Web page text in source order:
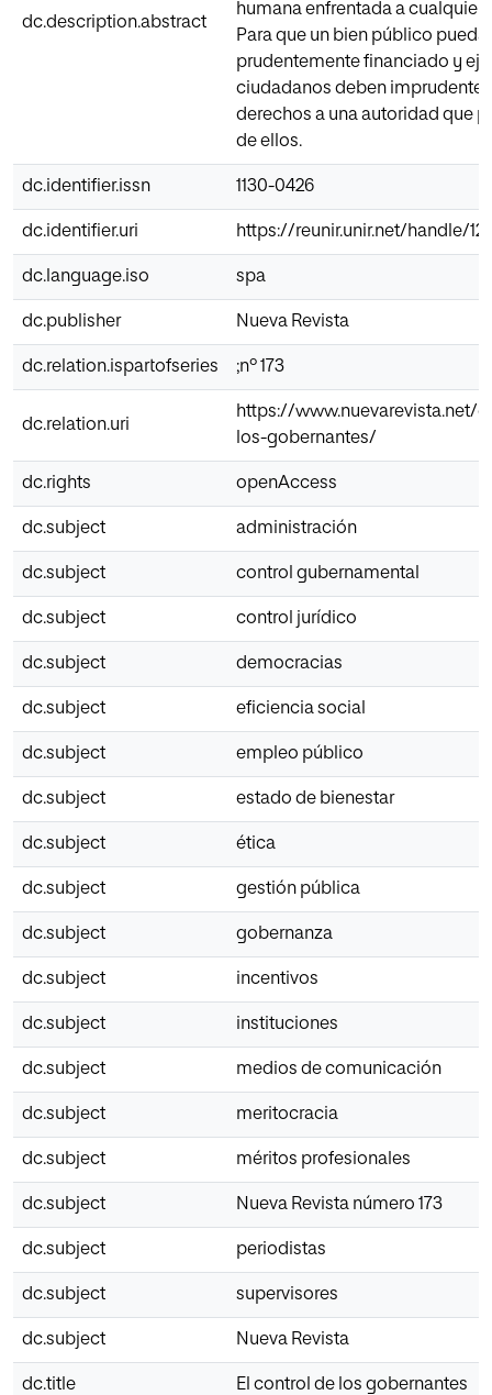
dc.description.abstract
humana enfrentada a cualquier
Para que un bien público pueda
prudentemente financiado y
ciudadanos deben
derechos a una autoridad que
de ellos.
dc.identifier.issn 1130-0426
dc.identifier.uri https://reunir.unir.net/handle/
dc.language.iso spa
dc.publisher Nueva Revista
dc.relation.ispartofseries ;nº 173
dc.relation.uri
https://www.nuevarevista.net/
los-gobernantes/
dc.rights openAccess
dc.subject administración
dc.subject control gubernamental
dc.subject control jurídico
dc.subject democracias
dc.subject eficiencia social
dc.subject empleo público
dc.subject estado de bienestar
dc.subject ética
dc.subject gestión pública
dc.subject gobernanza
dc.subject incentivos
dc.subject instituciones
dc.subject medios de comunicación
dc.subject meritocracia
dc.subject méritos profesionales
dc.subject Nueva Revista número 173
dc.subject periodistas
dc.subject supervisores
dc.subject Nueva Revista
dc.title El control de los gobernantes